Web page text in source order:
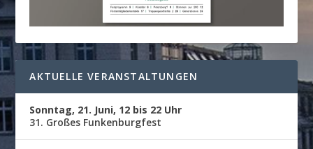
AKTUELLE VERANSTALTUNGEN
Sonntag, 21. Juni, 12 bis 22 Uhr
31. Großes Funkenburgfest